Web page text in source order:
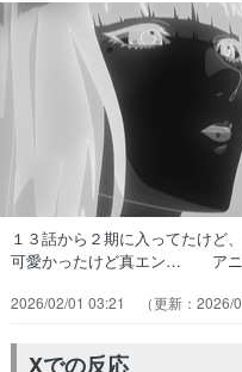
１３話から２期に入ってたけ
可愛かったけど真エン… アニ
ちゃ面白かったな。14話観…
ムシステムから一歩脱してき
2026/02/01 03:21 2026/
Xでの反応